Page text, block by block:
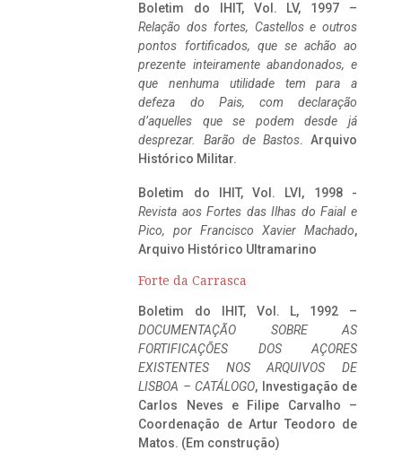
Boletim do IHIT, Vol. LV, 1997 –
Relação dos fortes, Castellos e outros
pontos fortificados, que se achão ao
prezente inteiramente abandonados, e
que nenhuma utilidade tem para a
defeza do Pais, com declaração
d’aquelles que se podem desde já
desprezar. Barão de Bastos. Arquivo
Histórico Militar.
Boletim do IHIT, Vol. LVI, 1998 -
Revista aos Fortes das Ilhas do Faial e
Pico, por Francisco Xavier Machado,
Arquivo Histórico Ultramarino
Forte da Carrasca
Boletim do IHIT, Vol. L, 1992 –
DOCUMENTAÇÃO SOBRE AS
FORTIFICAÇÕES DOS AÇORES
EXISTENTES NOS ARQUIVOS DE
LISBOA – CATÁLOGO, Investigação de
Carlos Neves e Filipe Carvalho –
Coordenação de Artur Teodoro de
Matos. (Em construção)